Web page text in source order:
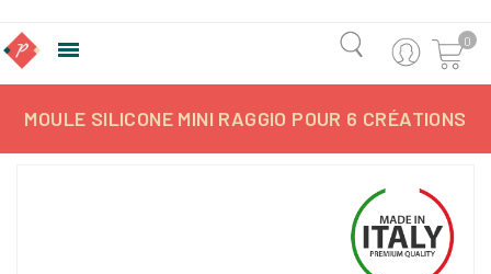
 0
MOULE SILICONE MINI RAGGIO POUR 6 CRÉATIONS